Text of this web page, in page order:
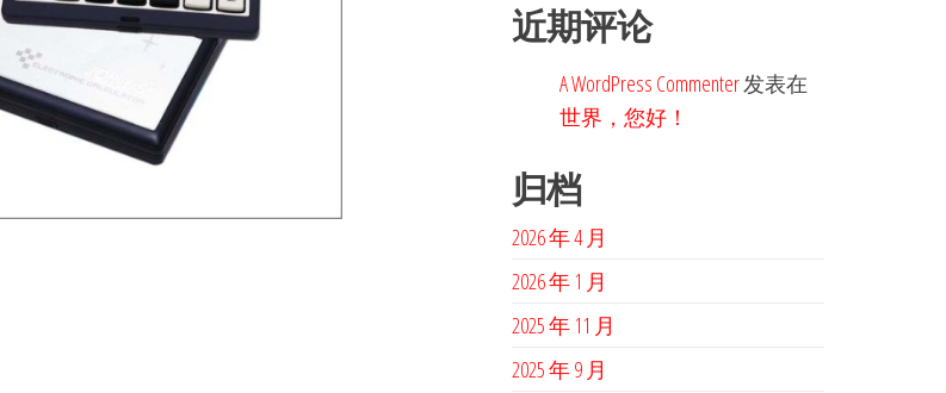
近期评论
A WordPress Commenter发表在
世界，您好！
归档
2026 年 4 月
2026 年 1 月
2025 年 11 月
2025 年 9 月